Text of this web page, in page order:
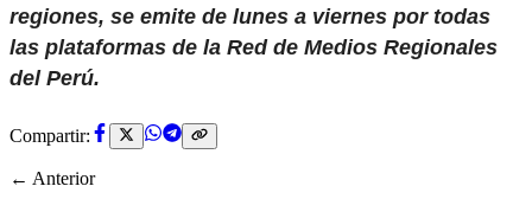
regiones, se emite de lunes a viernes por todas
las plataformas de la Red de Medios Regionales
del Perú.
Compartir:
← Anterior